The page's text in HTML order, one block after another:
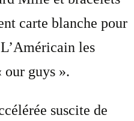
carte blanche pour
les
our guys ».
suscite de